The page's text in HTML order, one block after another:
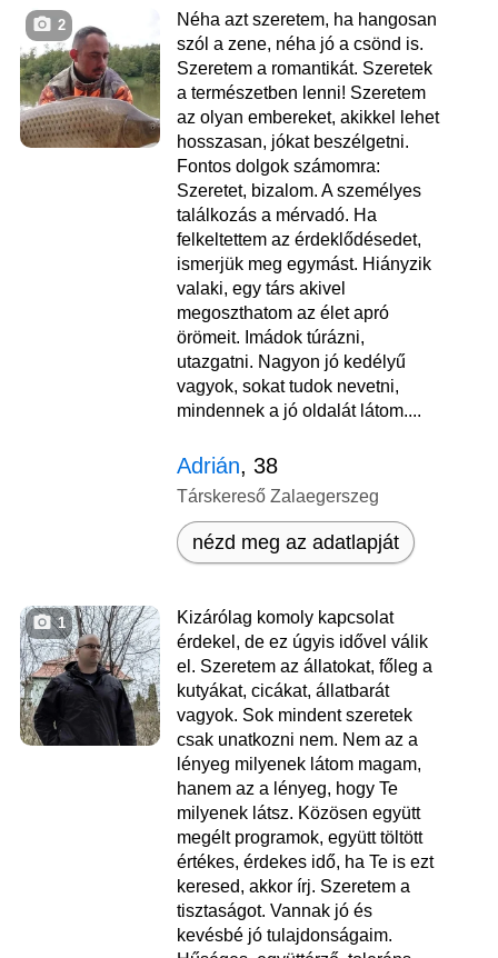
2
Néha azt szeretem, ha hangosan
szól a zene, néha jó a csönd is.
Szeretem a romantikát. Szeretek
a természetben lenni! Szeretem
az olyan embereket, akikkel lehet
hosszasan, jókat beszélgetni.
Fontos dolgok számomra:
Szeretet, bizalom. A személyes
találkozás a mérvadó. Ha
felkeltettem az érdeklődésedet,
ismerjük meg egymást. Hiányzik
valaki, egy társ akivel
megoszthatom az élet apró
örömeit. Imádok túrázni,
utazgatni. Nagyon jó kedélyű
vagyok, sokat tudok nevetni,
mindennek a jó oldalát látom....
Adrián, 38
Társkereső Zalaegerszeg
nézd meg az adatlapját
1
Kizárólag komoly kapcsolat
érdekel, de ez úgyis idővel válik
el. Szeretem az állatokat, főleg a
kutyákat, cicákat, állatbarát
vagyok. Sok mindent szeretek
csak unatkozni nem. Nem az a
lényeg milyenek látom magam,
hanem az a lényeg, hogy Te
milyenek látsz. Közösen együtt
megélt programok, együtt töltött
értékes, érdekes idő, ha Te is ezt
keresed, akkor írj. Szeretem a
tisztaságot. Vannak jó és
kevésbé jó tulajdonságaim.